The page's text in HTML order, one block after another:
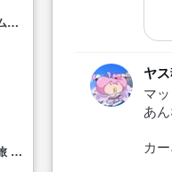
追放された転生重騎士はゲーム知識で無双する
捨てられ聖女の異世界ごはん旅 隠れスキルでキャンピングカーを召喚しました
ヤ
マ
あ
カ